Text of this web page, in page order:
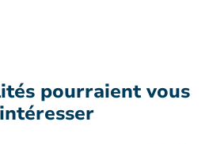
pourraient vous
intéresser